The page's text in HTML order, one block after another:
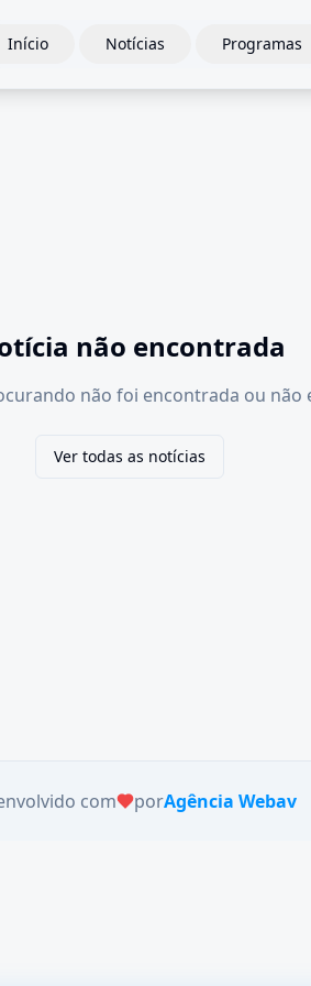
Início Notícias Programas
não encontrada
não foi encontrada ou não
Ver todas as notícias
com porAgência Webav